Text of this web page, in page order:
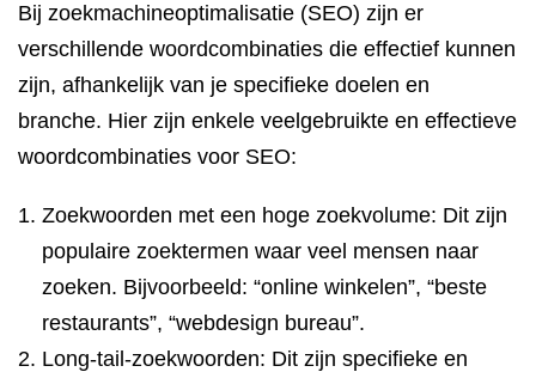
Bij zoekmachineoptimalisatie (SEO) zijn er
verschillende woordcombinaties die effectief kunnen
zijn, afhankelijk van je specifieke doelen en
branche. Hier zijn enkele veelgebruikte en effectieve
woordcombinaties voor SEO:
Zoekwoorden met een hoge zoekvolume: Dit zijn
populaire zoektermen waar veel mensen naar
zoeken. Bijvoorbeeld: “online winkelen”, “beste
restaurants”, “webdesign bureau”.
Long-tail-zoekwoorden: Dit zijn specifieke en